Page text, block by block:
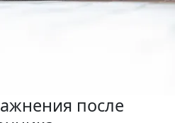
после